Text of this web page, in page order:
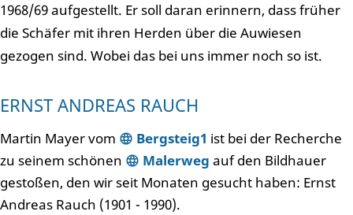
1968/69 aufgestellt. Er soll daran erinnern, dass früher
die Schäfer mit ihren Herden über die Auwiesen
gezogen sind. Wobei das bei uns immer noch so ist.
ERNST ANDREAS RAUCH
Martin Mayer vom Bergsteig1 ist bei der Recherche
zu seinem schönen
Malerweg auf den Bildhauer
gestoßen, den wir seit Monaten gesucht haben: Ernst
Andreas Rauch (1901 - 1990).